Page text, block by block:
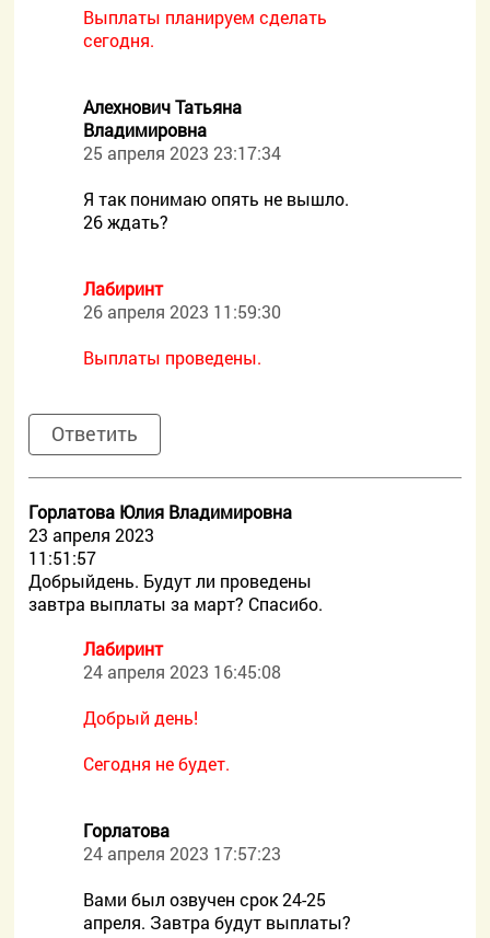
Выплаты планируем сделать
сегодня.
Алехнович Татьяна
Владимировна
25 апреля 2023 23:17:34
Я так понимаю опять не вышло.
26 ждать?
Лабиринт
26 апреля 2023 11:59:30
Выплаты проведены.
Ответить
Горлатова Юлия Владимировна
23 апреля 2023
11:51:57
Добрыйдень. Будут ли проведены
завтра выплаты за март? Спасибо.
Лабиринт
24 апреля 2023 16:45:08
Добрый день!
Сегодня не будет.
Горлатова
24 апреля 2023 17:57:23
Вами был озвучен срок 24-25
апреля. Завтра будут выплаты?